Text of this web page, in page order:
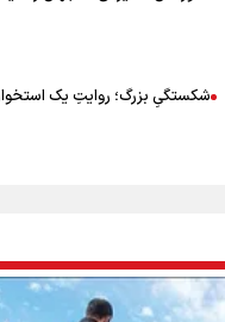
شکستگیِ بزرگ؛ روایتِ یک
روایت ایران از کنار مردم